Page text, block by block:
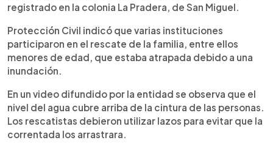
registrado en la colonia La Pradera, de San Miguel.
Protección Civil indicó que varias instituciones
participaron en el rescate de la familia, entre ellos
menores de edad, que estaba atrapada debido a una
inundación.
En un video difundido por la entidad se observa que el
nivel del agua cubre arriba de la cintura de las personas.
Los rescatistas debieron utilizar lazos para evitar que la
correntada los arrastrara.